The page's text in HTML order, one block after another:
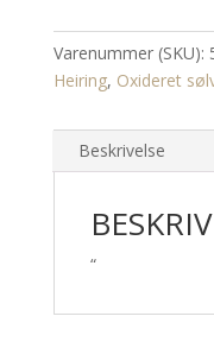
Varenummer (SKU):
Heiring, Oxideret
Beskrivelse
“